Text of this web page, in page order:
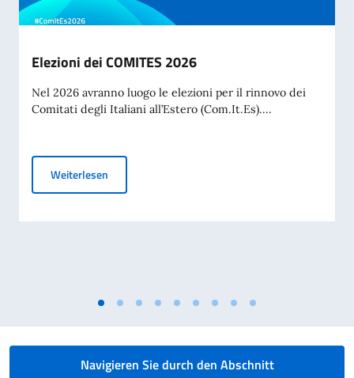
Elezioni dei COMITES 2026
Nel 2026 avranno luogo le elezioni per il rinnovo dei
Comitati degli Italiani all’Estero (Com.It.Es)....
Weiterlesen
Navigieren Sie durch den Abschnitt